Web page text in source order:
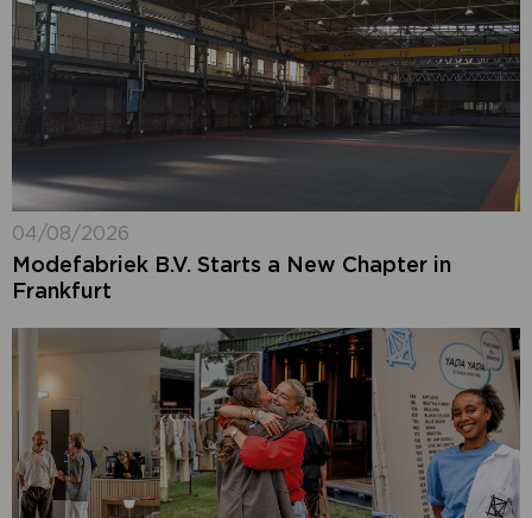
04/08/2026
Modefabriek B.V. Starts a New Chapter in
Frankfurt